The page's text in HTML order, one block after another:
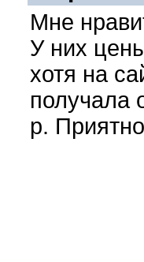
Мне
У них
хотя на
получала
р.